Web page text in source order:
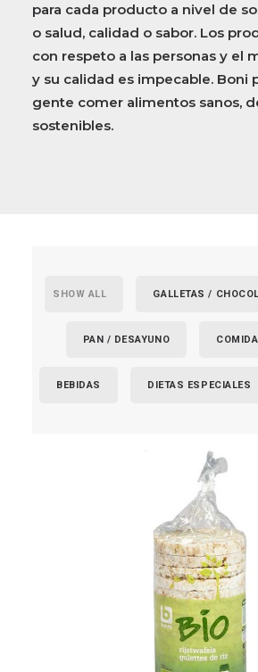
para cada producto a nivel de
o salud, calidad o sabor. Los
con respeto a las personas y el
y su calidad es impecable. Boni
gente comer alimentos sanos,
sostenibles.
SHOW ALL GALLETAS /
PAN / DESAYUNO
BEBIDAS DIETAS ESPECIALES